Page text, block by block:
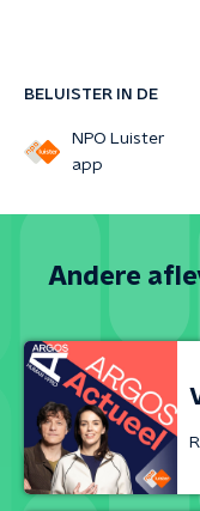
BELUISTER IN DE
NPO Luister
app
Andere